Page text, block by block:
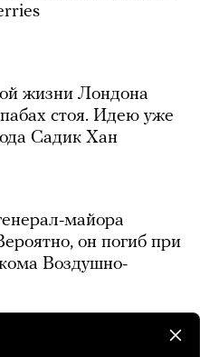
жизни Лондона
стоя. Идею уже
Садик Хан
майора
он погиб при
Воздушно-